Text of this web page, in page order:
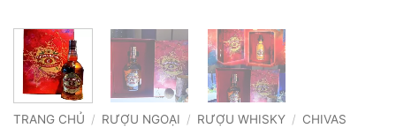
TRANG CHỦ / RƯỢU NGOẠI / RƯỢU WHISKY / CHIVAS